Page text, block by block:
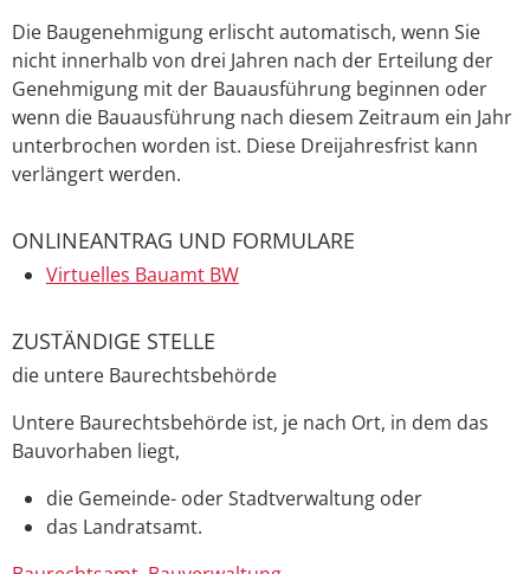
Die Baugenehmigung erlischtautomatisch, wenn Sie
nicht innerhalb von drei Jahren nach der Erteilung der
Genehmigung mit der Bauausführung beginnen oder
wenn die Bauausführung nach diesem Zeitraum ein Jahr
unterbrochen worden ist. Diese Dreijahresfrist kann
verlängert werden.
ONLINEANTRAG UND FORMULARE
Virtuelles Bauamt BW
ZUSTÄNDIGE STELLE
die untere Baurechtsbehörde
Untere Baurechtsbehörde ist, je nach Ort, in dem das
Bauvorhaben liegt,
die Gemeinde- oder Stadtverwaltung oder
das Landratsamt.